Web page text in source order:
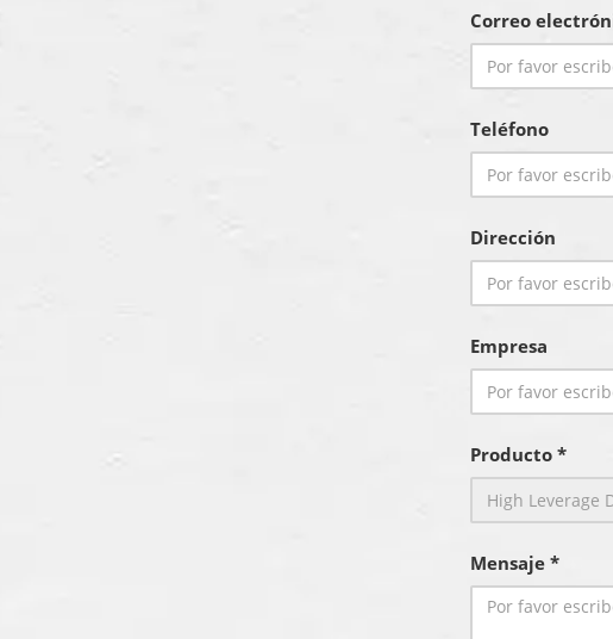
Correo
Teléfono
Dirección
Empresa
Producto *
Mensaje *